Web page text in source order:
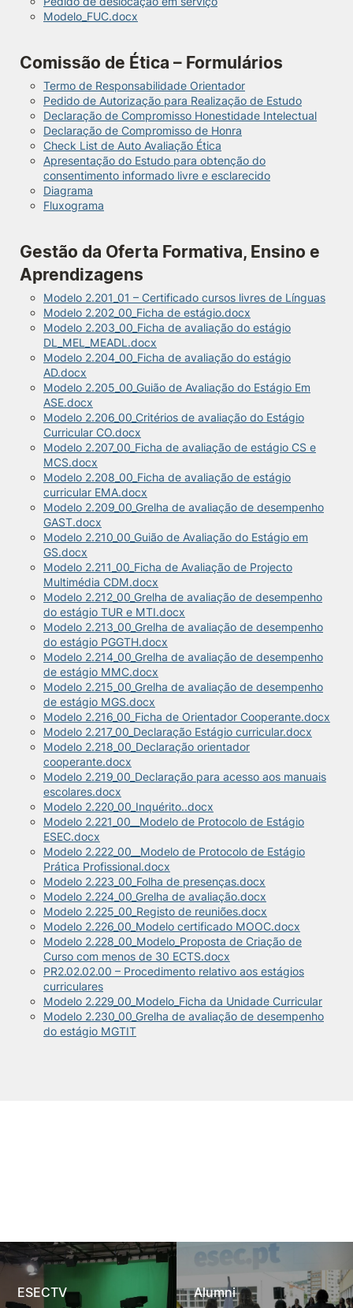
Modelo_FUC.docx
Comissão de Ética – Formulários
Termo de Responsabilidade Orientador
Pedido de Autorização para Realização de Estudo
Declaração de Compromisso Honestidade Intelectual
Declaração de Compromisso de Honra
Check List de Auto Avaliação Ética
Apresentação do Estudo para obtenção do
consentimento informado livre e esclarecido
Diagrama
Fluxograma
Gestão da Oferta Formativa, Ensino e
Aprendizagens
Modelo 2.201_01 – Certificado cursos livres de Línguas
Modelo 2.202_00_Ficha de estágio.docx
Modelo 2.203_00_Ficha de avaliação do estágio
DL_MEL_MEADL.docx
Modelo 2.204_00_Ficha de avaliação do estágio
AD.docx
Modelo 2.205_00_Guião de Avaliação do Estágio Em
ASE.docx
Modelo 2.206_00_Critérios de avaliação do Estágio
Curricular CO.docx
Modelo 2.207_00_Ficha de avaliação de estágio CS e
MCS.docx
Modelo 2.208_00_Ficha de avaliação de estágio
curricular EMA.docx
Modelo 2.209_00_Grelha de avaliação de desempenho
GAST.docx
Modelo 2.210_00_Guião de Avaliação do Estágio em
GS.docx
Modelo 2.211_00_Ficha de Avaliação de Projecto
Multimédia CDM.docx
Modelo 2.212_00_Grelha de avaliação de desempenho
do estágio TUR e MTI.docx
Modelo 2.213_00_Grelha de avaliação de desempenho
do estágio PGGTH.docx
Modelo 2.214_00_Grelha de avaliação de desempenho
de estágio MMC.docx
Modelo 2.215_00_Grelha de avaliação de desempenho
de estágio MGS.docx
Modelo 2.216_00_Ficha de Orientador Cooperante.docx
Modelo 2.217_00_Declaração Estágio curricular.docx
Modelo 2.218_00_Declaração orientador
cooperante.docx
Modelo 2.219_00_Declaração para acesso aos manuais
escolares.docx
Modelo 2.220_00_Inquérito..docx
Modelo 2.221_00__Modelo de Protocolo de Estágio
ESEC.docx
Modelo 2.222_00__Modelo de Protocolo de Estágio
Prática Profissional.docx
Modelo 2.223_00_Folha de presenças.docx
Modelo 2.224_00_Grelha de avaliação.docx
Modelo 2.225_00_Registo de reuniões.docx
Modelo 2.226_00_Modelo certificado MOOC.docx
Modelo 2.228_00_Modelo_Proposta de Criação de
Curso com menos de 30 ECTS.docx
PR2.02.02.00 – Procedimento relativo aos estágios
curriculares
Modelo 2.229_00_Modelo_Ficha da Unidade Curricular
Modelo 2.230_00_Grelha de avaliação de desempenho
do estágio MGTIT
ESECTV Alumni